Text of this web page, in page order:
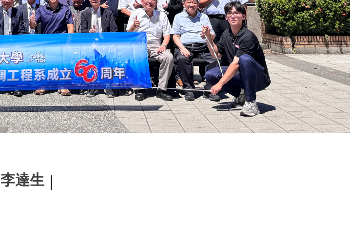
李達生